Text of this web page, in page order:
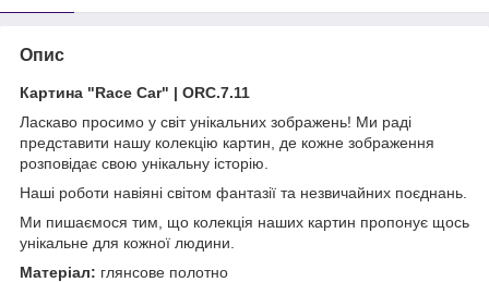
Опис
Картина "Race Car" | ORC.7.11
Ласкаво просимо у світ унікальних зображень! Ми раді
представити нашу колекцію картин, де кожне зображення
розповідає свою унікальну історію.
Наші роботи навіяні світом фантазії та незвичайних поєднань.
Ми пишаємося тим, що колекція наших картин пропонує щось
унікальне для кожної людини.
Матеріал: глянсове полотно